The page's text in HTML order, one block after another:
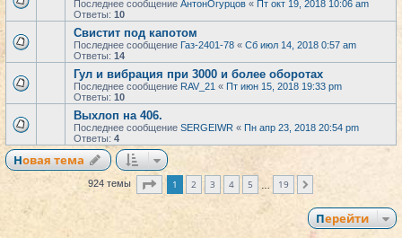
Последнее сообщение АнтонОгурцов « Пт окт 19, 2018 10:06 am
Ответы: 10
Свистит под капотом
Последнее сообщение Газ-2401-78 « Сб июл 14, 2018 0:57 am
Ответы: 14
Гул и вибрация при 3000 и более оборотах
Последнее сообщение RAV_21 « Пт июн 15, 2018 19:33 pm
Ответы: 10
Выхлоп на 406.
Последнее сообщение SERGEIWR « Пн апр 23, 2018 20:54 pm
Ответы: 4
Новая тема
924 темы Страница из
1 2 3 4 5 19
Перейти